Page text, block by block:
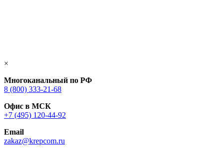
×
Многоканальный по РФ
8 (800) 333‑21-68
Офис в МСК
+7 (495) 120-44-92
Email
zakaz@krepcom.ru